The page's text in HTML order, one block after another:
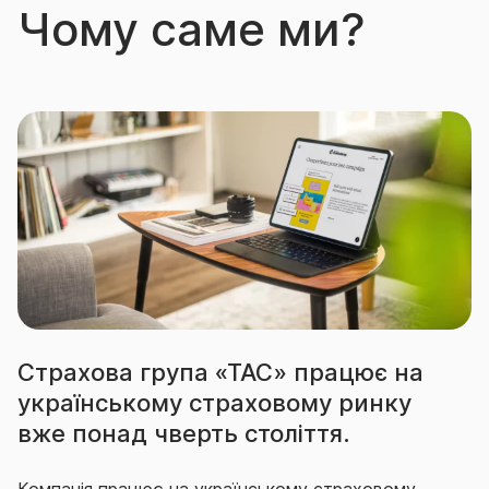
Чому саме ми?
Страхова група «ТАС» працює на
українському страховому ринку
вже понад чверть століття.